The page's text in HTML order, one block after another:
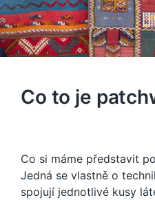
Co to je
Co si máme představit
Jedná se vlastně o
spojují jednotlivé kusy